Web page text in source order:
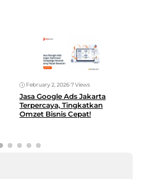
February 2, 2026•7 Views
Jasa Google Ads Jakarta
Terpercaya, Tingkatkan
Omzet Bisnis Cepat!